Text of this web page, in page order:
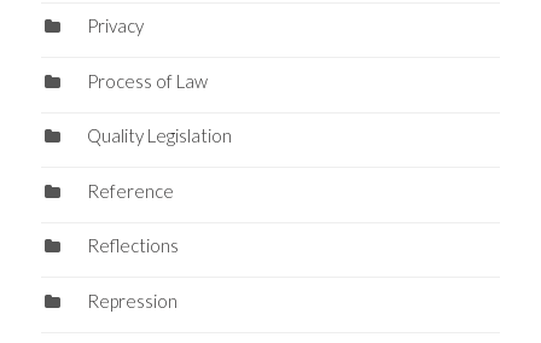
Privacy
Process of Law
Quality Legislation
Reference
Reflections
Repression